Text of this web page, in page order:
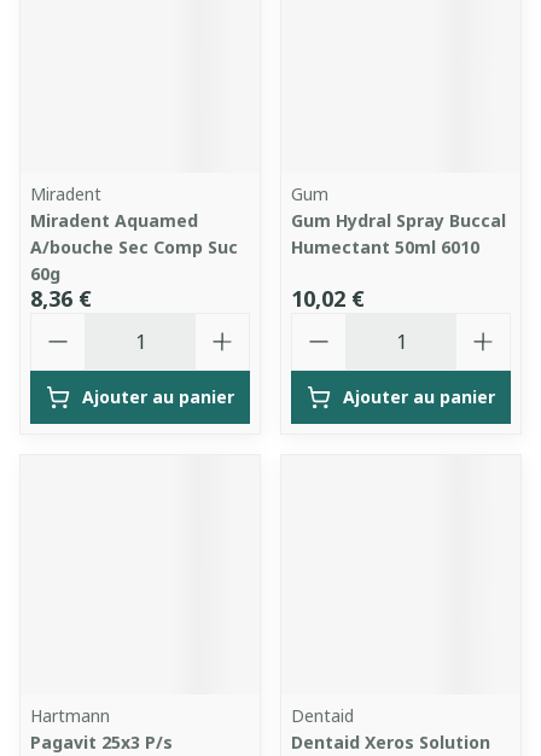
Miradent
Miradent Aquamed
A/bouche Sec Comp Suc
60g
8,36 €
Ajouter au panier
Gum
Gum Hydral Spray Buccal
Humectant 50ml 6010
10,02 €
Ajouter au panier
Hartmann
Pagavit 25x3 P/s
Dentaid
Dentaid Xeros Solution